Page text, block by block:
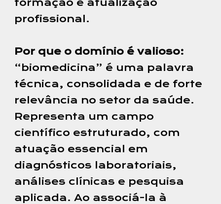
formação e atualização
profissional.
Por que o domínio é valioso:
“biomedicina” é uma palavra
técnica, consolidada e de forte
relevância no setor da saúde.
Representa um campo
científico estruturado, com
atuação essencial em
diagnósticos laboratoriais,
análises clínicas e pesquisa
aplicada. Ao associá-la à